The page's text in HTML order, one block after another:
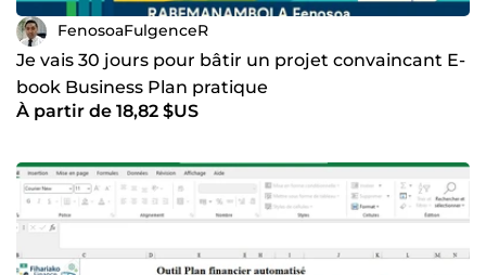
FenosoaFulgenceR
Je vais 30 jours pour bâtir un projet convaincant E-
book Business Plan pratique
À partir de 18,82 $US